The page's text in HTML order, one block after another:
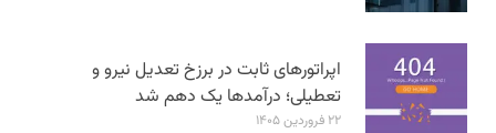
اپراتورهای ثابت در برزخ تعدیل نیرو و
تعطیلی؛ درآمدها یک دهم شد
۲۲ فروردین ۱۴۰۵